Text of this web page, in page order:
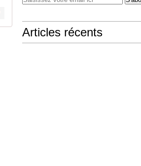
Articles récents